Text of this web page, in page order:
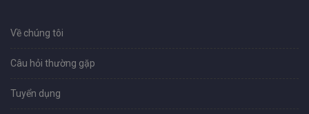
Về chúng tôi
Câu hỏi thường gặp
Tuyển dụng